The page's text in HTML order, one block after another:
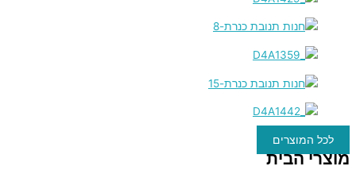
לכל המוצרים
מוצרי הבית